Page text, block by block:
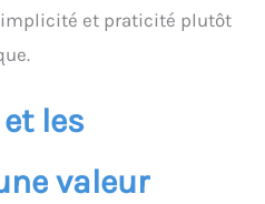
et praticité plutôt
les
valeur